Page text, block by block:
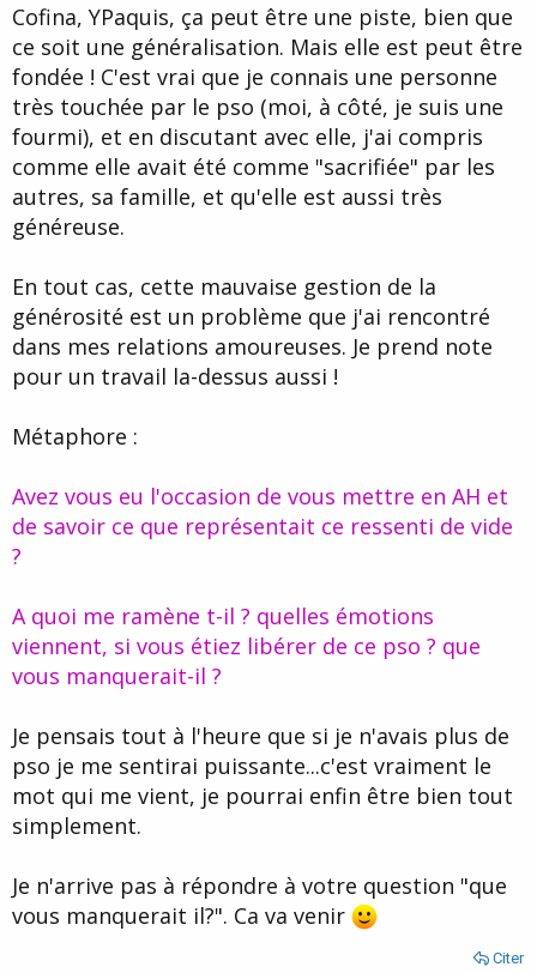
Cofina, YPaquis, ça peut être une piste, bien que
ce soit une généralisation. Mais elle est peut être
fondée ! C'est vrai que je connais une personne
très touchée par le pso (moi, à côté, je suis une
fourmi), et en discutant avec elle, j'ai compris
comme elle avait été comme "sacrifiée" par les
autres, sa famille, et qu'elle est aussi très
généreuse.
En tout cas, cette mauvaise gestion de la
générosité est un problème que j'ai rencontré
dans mes relations amoureuses. Je prend note
pour un travail la-dessus aussi !
Métaphore :
Avez vous eu l'occasion de vous mettre en AH et
de savoir ce que représentait ce ressenti de vide
?
A quoi me ramène t-il ? quelles émotions
viennent, si vous étiez libérer de ce pso ? que
vous manquerait-il ?
Je pensais tout à l'heure que si je n'avais plus de
pso je me sentirai puissante...c'est vraiment le
mot qui me vient, je pourrai enfin être bien tout
simplement.
Je n'arrive pas à répondre à votre question "que
vous manquerait il?". Ca va venir
Citer